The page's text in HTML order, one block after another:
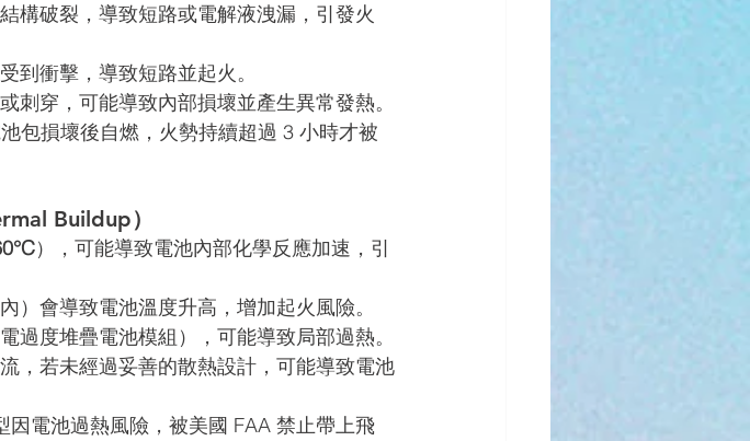
構破裂，導致短路或電解液洩漏，引發火
到衝擊，導致短路並起火。
刺穿，可能導致內部損壞並產生異常發熱。
包損壞後自燃，火勢持續超過 3 小時才被
Buildup）
），可能導致電池內部化學反應加速，引
）會導致電池溫度升高，增加起火風險。
過度堆疊電池模組），可能導致局部過熱。
，若未經過妥善的散熱設計，可能導致電池
電池過熱風險，被美國 FAA 禁止帶上飛